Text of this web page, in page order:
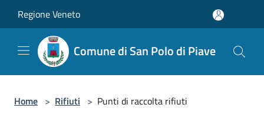
Regione Veneto
Comune di San Polo di Piave
Home > Rifiuti > Punti di raccolta rifiuti